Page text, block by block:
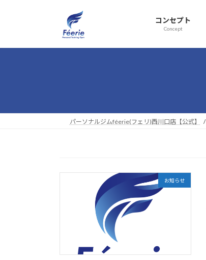
プ
動
コンセプト
Concept
パーソナルジムféerie(フェリ)西川口店【公式】
お知らせ